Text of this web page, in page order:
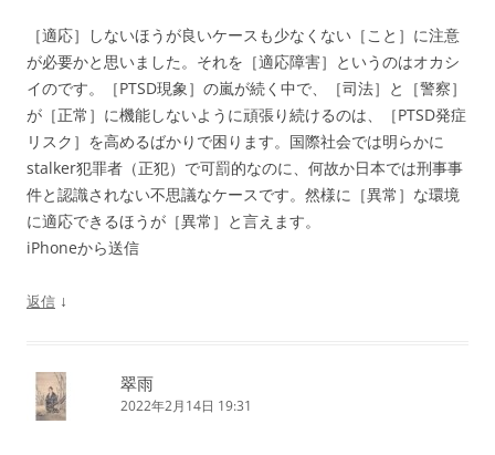
［適応］しないほうが良いケースも少なくない［こと］に注意
が必要かと思いました。それを［適応障害］というのはオカシ
イのです。［PTSD現象］の嵐が続く中で、［司法］と［警察］
が［正常］に機能しないように頑張り続けるのは、［PTSD発症
リスク］を高めるばかりで困ります。国際社会では明らかに
stalker犯罪者（正犯）で可罰的なのに、何故か日本では刑事事
件と認識されない不思議なケースです。然様に［異常］な環境
に適応できるほうが［異常］と言えます。
iPhoneから送信
返信 ↓
翠雨
2022年2月14日 19:31